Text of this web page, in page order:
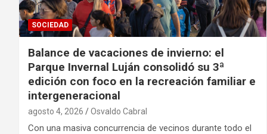
SOCIEDAD
Balance de vacaciones de invierno: el
Parque Invernal Luján consolidó su 3ª
edición con foco en la recreación familiar e
intergeneracional
agosto 4, 2026 Osvaldo Cabral
Con una masiva concurrencia de vecinos durante todo el